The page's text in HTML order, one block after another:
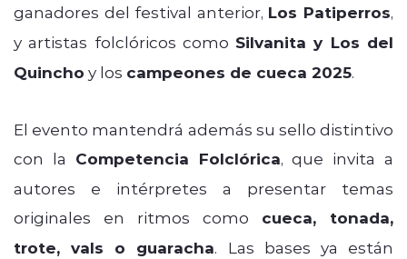
ganadores del festival anterior, Los Patiperros,
y artistas folclóricos como Silvanita y Los del
Quincho y los campeones de cueca 2025.
El evento mantendrá además su sello distintivo
con la Competencia Folclórica, que invita a
autores e intérpretes a presentar temas
originales en ritmos como cueca, tonada,
trote, vals o guaracha. Las bases ya están